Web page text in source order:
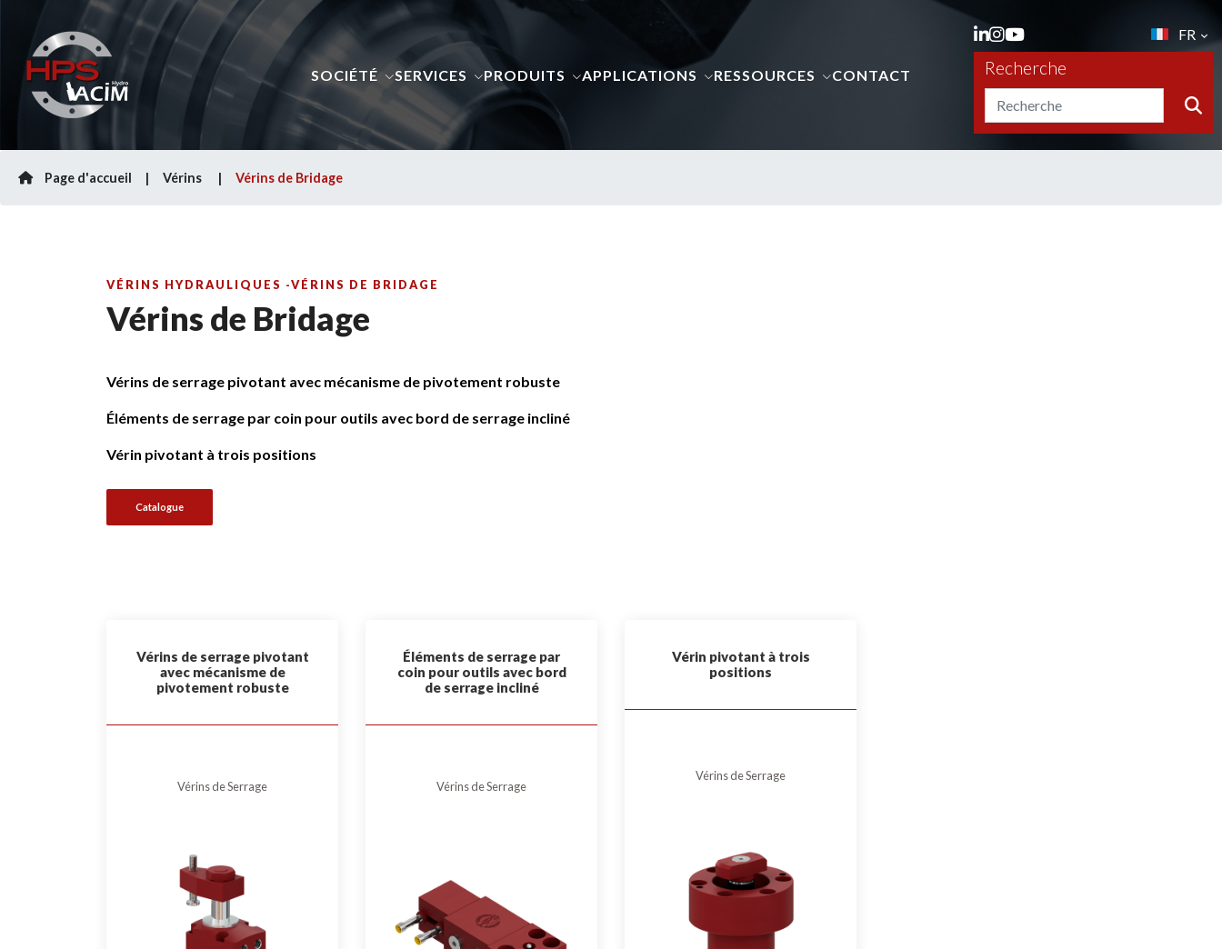
SOCIÉTÉ SERVICES PRODUITS APPLICATIONS RESSOURCES CONTACT
FR
Recherche
Page d'accueil Vérins Vérins de Bridage
VÉRINS HYDRAULIQUES -VÉRINS DE BRIDAGE
Vérins de Bridage
Vérins de serrage pivotant avec mécanisme de pivotement robuste
Éléments de serrage par coin pour outils avec bord de serrage incliné
Vérin pivotant à trois positions
Catalogue
Vérins de serrage pivotant
avec mécanisme de
pivotement robuste
Vérins de Serrage
Éléments de serrage par
coin pour outils avec bord
de serrage incliné
Vérins de Serrage
Vérin pivotant à trois
positions
Vérins de Serrage